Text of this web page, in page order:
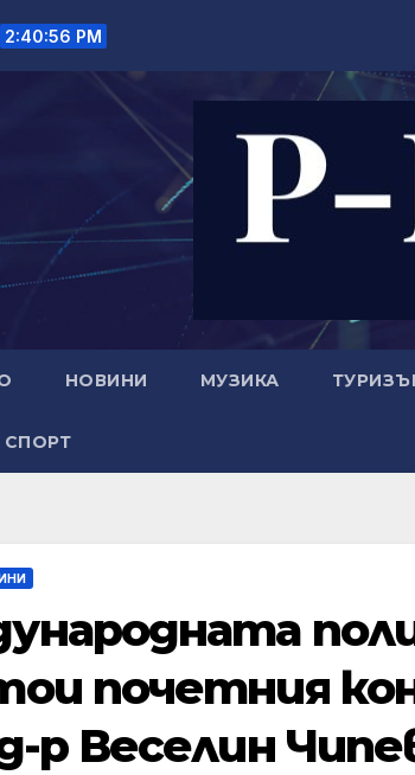
2:40:57 PM
НОВИНИ МУЗИКА
СПОРТ
почетния
р Веселин